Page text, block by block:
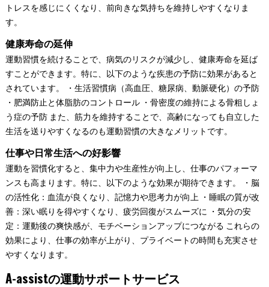
トレスを感じにくくなり、前向きな気持ちを維持しやすくなりま
す。
健康寿命の延伸
運動習慣を続けることで、病気のリスクが減少し、健康寿命を延ば
すことができます。特に、以下のような疾患の予防に効果があると
されています。 ・生活習慣病（高血圧、糖尿病、動脈硬化）の予防
・肥満防止と体脂肪のコントロール ・骨密度の維持による骨粗しょ
う症の予防 また、筋力を維持することで、高齢になっても自立した
生活を送りやすくなるのも運動習慣の大きなメリットです。
仕事や日常生活への好影響
運動を習慣化すると、集中力や生産性が向上し、仕事のパフォーマ
ンスも高まります。特に、以下のような効果が期待できます。 ・脳
の活性化：血流が良くなり、記憶力や思考力が向上 ・睡眠の質が改
善：深い眠りを得やすくなり、疲労回復がスムーズに ・気分の安
定：運動後の爽快感が、モチベーションアップにつながる これらの
効果により、仕事の効率が上がり、プライベートの時間も充実させ
やすくなります。
A-assistの運動サポートサービス